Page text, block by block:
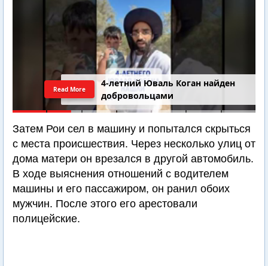
4-летний Юваль Коган найден
добровольцами
Read More
Затем Рои сел в машину и попытался скрыться
с места происшествия. Через несколько улиц от
дома матери он врезался в другой автомобиль.
В ходе выяснения отношений с водителем
машины и его пассажиром, он ранил обоих
мужчин. После этого его арестовали
полицейские.